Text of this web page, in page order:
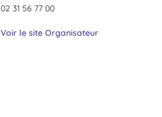
02 31 56 77 00
Voir le site Organisateur